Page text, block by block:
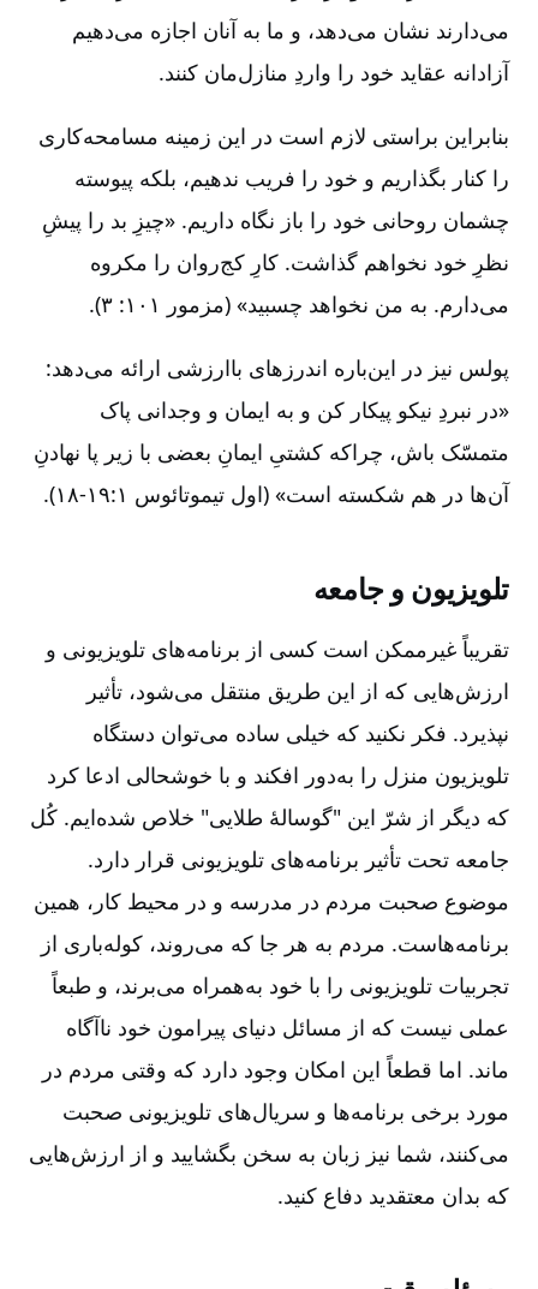
می‌دارند نشان می‌دهد، و ما به آنان اجازه می‌دهیم
آزادانه عقاید خود را واردِ منازل‌مان کنند.
بنابراین براستی لازم است در این زمینه مسامحه‌کاری
را کنار بگذاریم و خود را فریب ندهیم، بلکه پیوسته
چشمان روحانی خود را باز نگاه داریم. «چیزِ بد را پیشِ
نظرِ خود نخواهم گذاشت. کارِ کج‌روان را مکروه
می‌دارم. به من نخواهد چسبید» (مزمور ۱۰۱: ۳).
پولس نیز در این‌باره اندرزهای باارزشی ارائه می‌دهد:
«در نبردِ نیکو پیکار کن و به ایمان و وجدانی پاک
متمسّک باش، چراکه کشتیِ ایمانِ بعضی با زیر پا نهادنِ
آن‌ها در هم شکسته است» (اول تیموتائوس ۱:‏۱۸-۱۹).
تلویزیون و جامعه
تقریباً غیرممکن است کسی از برنامه‌های تلویزیونی و
ارزش‌هایی که از این طریق منتقل می‌شود، تأثیر
نپذیرد. فکر نکنید که خیلی ساده می‌توان دستگاه
تلویزیون منزل را به‌دور افکند و با خوشحالی ادعا کرد
که دیگر از شرّ این "گوسالۀ طلایی" خلاص شده‌ایم. کُل
جامعه تحت تأثیر برنامه‌های تلویزیونی قرار دارد.
موضوع صحبت مردم در مدرسه و در محیط کار، همین
برنامه‌هاست. مردم به هر جا که می‌روند، کوله‌باری از
تجربیات تلویزیونی را با خود به‌همراه می‌برند، و طبعاً
عملی نیست که از مسائل دنیای پیرامون خود ناآگاه
ماند. اما قطعاً این امکان وجود دارد که وقتی مردم در
مورد برخی برنامه‌ها و سریال‌های تلویزیونی صحبت
می‌کنند، شما نیز زبان به سخن بگشایید و از ارزش‌هایی
که بدان معتقدید دفاع کنید.